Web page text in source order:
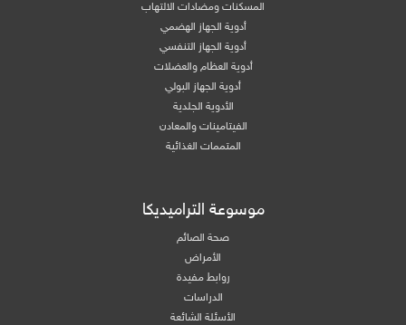
المسكنات ومضادات الالتهاب
أدوية الجهاز الهضمي
أدوية الجهاز التنفسي
أدوية العظام والعضلات
أدوية الجهاز البولي
الأدوية الجلدية
الفيتامينات والمعادن
المتممات الغذائية
موسوعة التراميديكا
صحة الصائم
الأمراض
روابط مفيدة
الدراسات
الأسئلة الشائعة